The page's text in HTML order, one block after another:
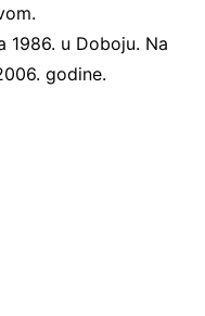
1986. u Doboju. Na
godine.